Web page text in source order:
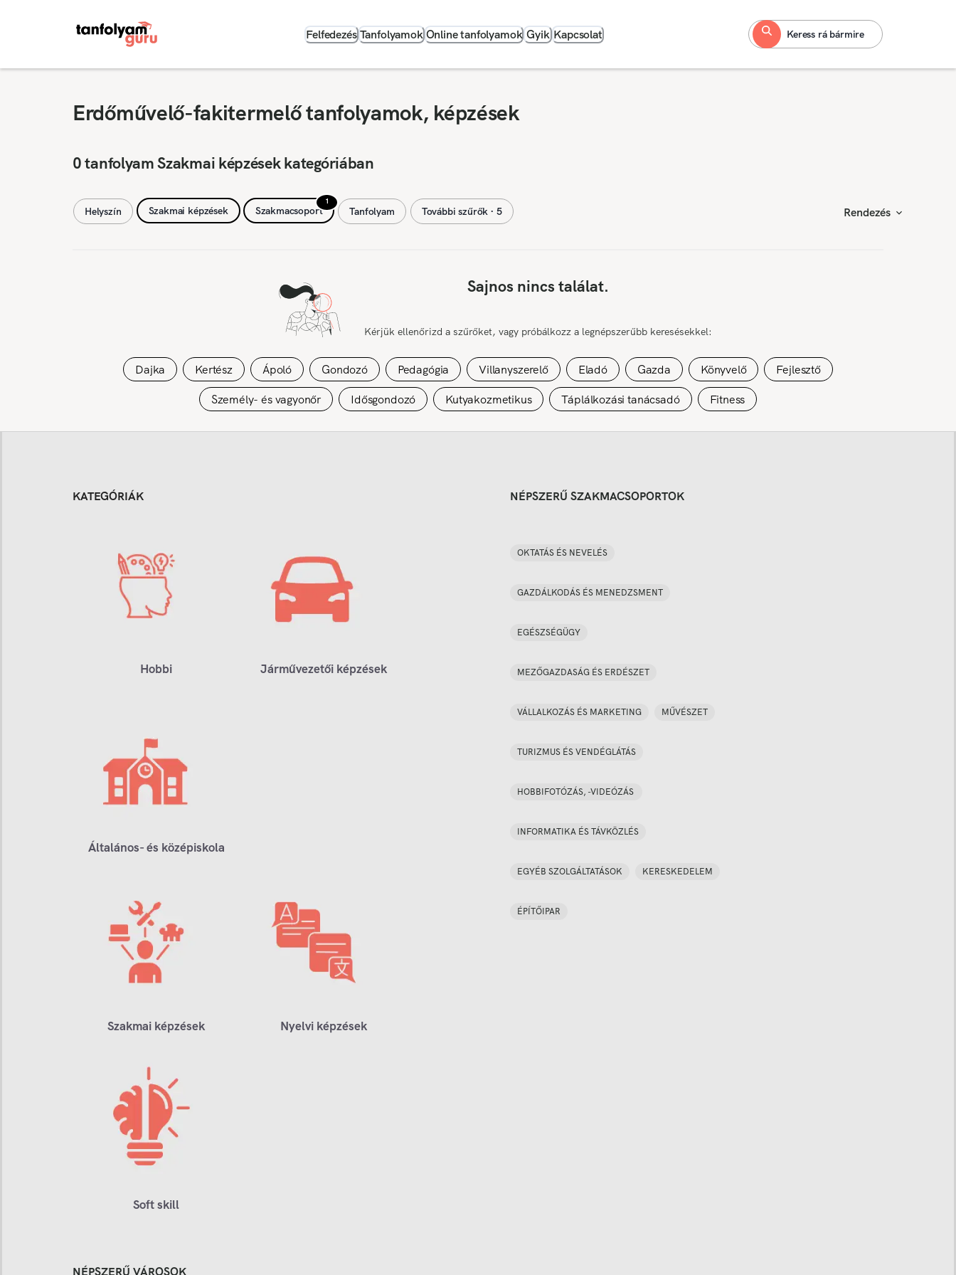
Felfedezés Tanfolyamok Online tanfolyamok Gyik Kapcsolat Keress rá bármire
Erdőművelő-fakitermelő tanfolyamok, képzések
0 tanfolyam Szakmai képzések kategóriában
Helyszín Szakmai képzések
1
Szakmacsoport Tanfolyam További szűrők ∙ 5 Rendezés
Sajnos nincs találat.
Kérjük ellenőrizd a szűrőket, vagy próbálkozz a legnépszerűbb keresésekkel:
Dajka Kertész Ápoló Gondozó Pedagógia Villanyszerelő Eladó Gazda Könyvelő
Fejlesztő
Személy- és vagyonőr
Idősgondozó Kutyakozmetikus Táplálkozási tanácsadó Fitness
KATEGÓRIÁK
Hobbi Járművezetői képzések
Általános- és középiskola
Szakmai képzések Nyelvi képzések
Soft skill
NÉPSZERŰ SZAKMACSOPORTOK
OKTATÁS ÉS NEVELÉS
GAZDÁLKODÁS ÉS MENEDZSMENT
EGÉSZSÉGÜGY
MEZŐGAZDASÁG ÉS ERDÉSZET
VÁLLALKOZÁS ÉS MARKETING MŰVÉSZET
TURIZMUS ÉS VENDÉGLÁTÁS
HOBBIFOTÓZÁS, -VIDEÓZÁS
INFORMATIKA ÉS TÁVKÖZLÉS
EGYÉB SZOLGÁLTATÁSOK KERESKEDELEM
ÉPÍTŐIPAR
NÉPSZERŰ VÁROSOK